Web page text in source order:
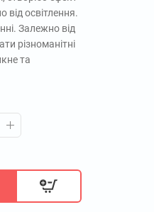
від освітлення.
Залежно від
різноманітні
та